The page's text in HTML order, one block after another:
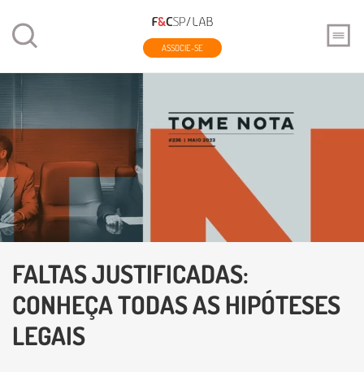
ASSOCIE-SE
FALTAS JUSTIFICADAS:
CONHEÇA TODAS AS HIPÓTESES
LEGAIS